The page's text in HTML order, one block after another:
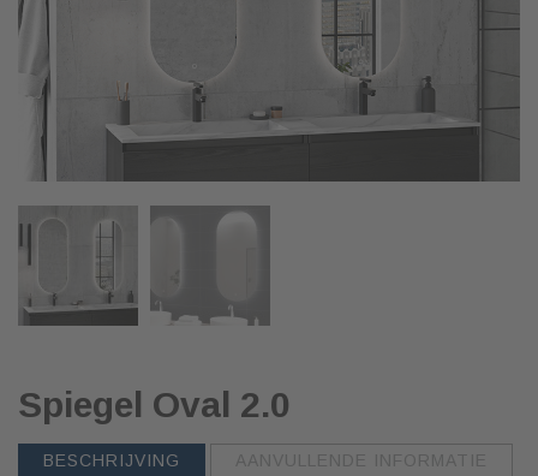
Spiegel Oval 2.0
BESCHRIJVING AANVULLENDE INFORMATIE